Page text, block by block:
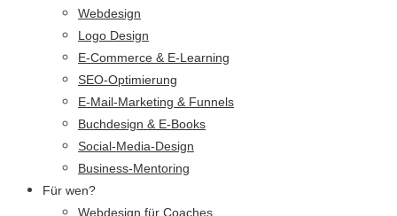
Webdesign
Logo Design
E-Commerce & E-Learning
SEO-Optimierung
E-Mail-Marketing & Funnels
Buchdesign & E-Books
Social-Media-Design
Business-Mentoring
Für wen?
Webdesign für Coaches